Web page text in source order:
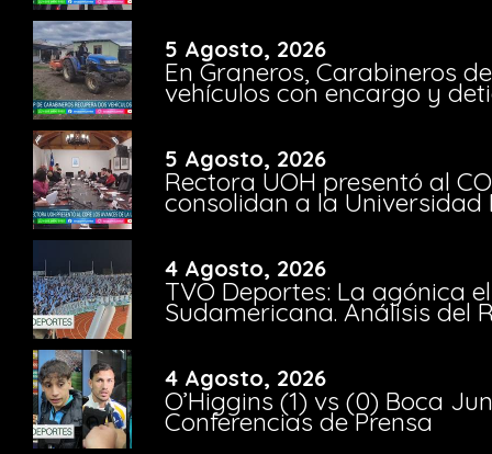
5 Agosto, 2026
En Graneros, Carabineros
vehículos con encargo y
5 Agosto, 2026
Rectora UOH presentó al
consolidan a la Universidad
4 Agosto, 2026
TVO Deportes: La agónica
Sudamericana. Análisis del
4 Agosto, 2026
O’Higgins (1) vs (0) Boca
Conferencias de Prensa